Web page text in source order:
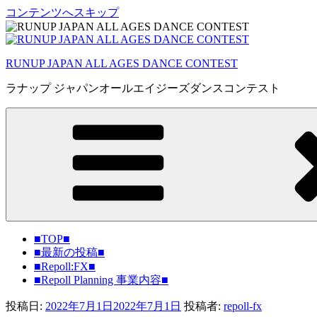
コンテンツへスキップ
RUNUP JAPAN ALL AGES DANCE CONTEST
ラナップ ジャパンオールエイジーズダンスコンテスト
■TOP■
■最新の投稿■
■Repoll:FX■
■Repoll Planning 事業内容■
投稿日: 2022年7月1日 2022年7月1日 投稿者: repoll-fx